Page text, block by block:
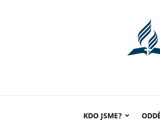
KDO JSME?